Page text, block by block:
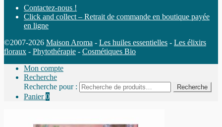
Contactez-nous !
Click and collect – Retrait de commande en boutique payée
en ligne
©2007-2026 Maison Aroma - Les huiles essentielles - Les élixirs
floraux - Phytothérapie - Cosmétiques Bio
Mon compte
Recherche
Recherche pour :
Recherche
Panier0